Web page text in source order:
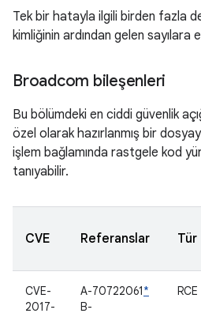
Tek bir hatayla ilgili birden fazla
kimliğinin ardından gelen sayılara
Broadcom bileşenleri
Bu bölümdeki en ciddi güvenlik
özel olarak hazırlanmış bir
işlem bağlamında rastgele kod
tanıyabilir.
CVE Referanslar Tür
CVE-
2017-
A-70722061*
B-
RCE